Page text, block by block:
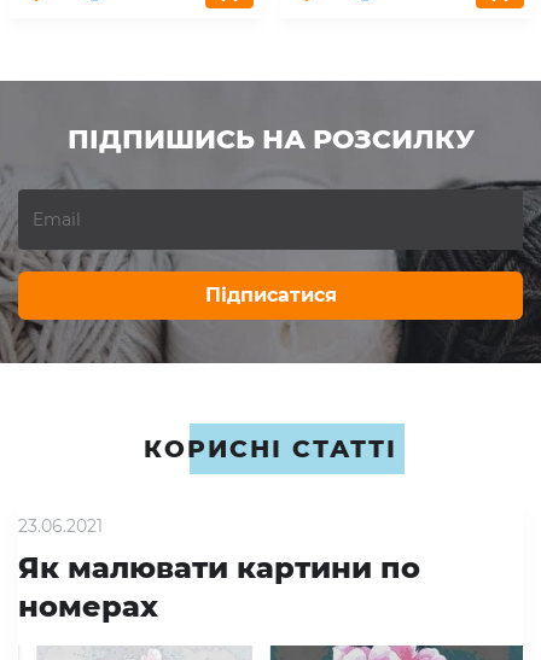
ПІДПИШИСЬ НА РОЗСИЛКУ
Підписатися
КОРИСНІ СТАТТІ
23.06.2021
Як малювати картини по
номерах